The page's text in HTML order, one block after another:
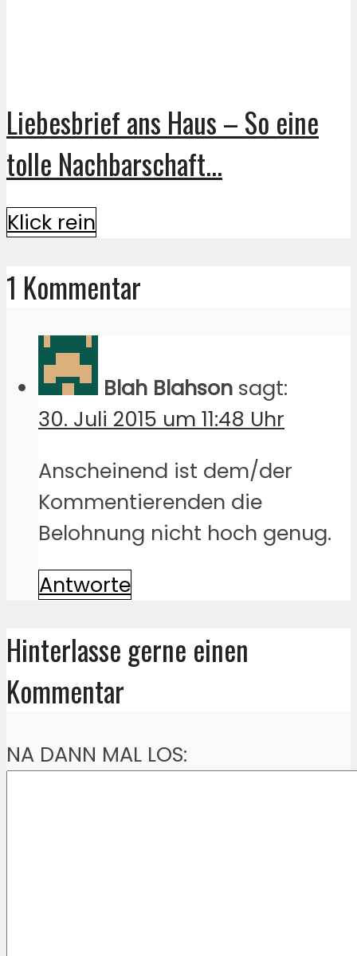
Liebesbrief ans Haus – So eine
tolle Nachbarschaft...
Klick rein
1 Kommentar
Blah Blahson sagt:
30. Juli 2015 um 11:48 Uhr
Anscheinend ist dem/der
Kommentierenden die
Belohnung nicht hoch genug.
Antworte
Hinterlasse gerne einen
Kommentar
NA DANN MAL LOS: